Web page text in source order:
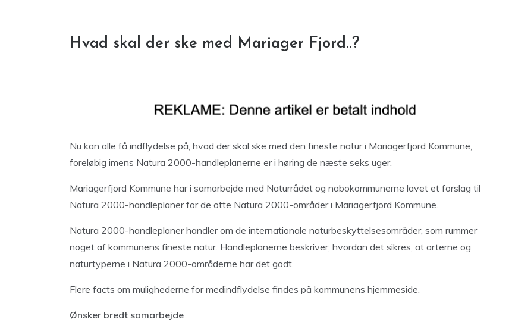
Hvad skal der ske med Mariager Fjord..?
Nu kan alle få indflydelse på, hvad der skal ske med den fineste natur i Mariagerfjord Kommune,
foreløbig imens Natura 2000-handleplanerne er i høring de næste seks uger.
Mariagerfjord Kommune har i samarbejde med Naturrådet og nabokommunerne lavet et forslag til
Natura 2000-handleplaner for de otte Natura 2000-områder i Mariagerfjord Kommune.
Natura 2000-handleplaner handler om de internationale naturbeskyttelsesområder, som rummer
noget af kommunens fineste natur. Handleplanerne beskriver, hvordan det sikres, at arterne og
naturtyperne i Natura 2000-områderne har det godt.
Flere facts om mulighederne for medindflydelse findes på kommunens hjemmeside.
Ønsker bredt samarbejde